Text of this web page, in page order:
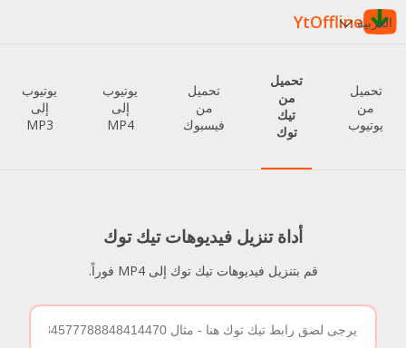
YtOfflineالعربية
تحميل
من
يوتيوب
تحميل
من
تيك
توك
تحميل
من
فيسبوك
يوتيوب
إلى
MP4
يوتيوب
إلى
MP3
أداة تنزيل فيديوهات تيك توك
قم بتنزيل فيديوهات تيك توك إلى MP4 فوراً.